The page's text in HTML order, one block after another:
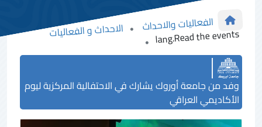
الفعاليات والاحداث الاحداث و الفعاليات lang.Read the events
وفد من جامعة أوروك يشارك في الاحتفالية المركزية ليوم
الأكاديمي العراقي